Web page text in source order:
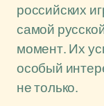
российских
самой
момент. Их
особый
не только.